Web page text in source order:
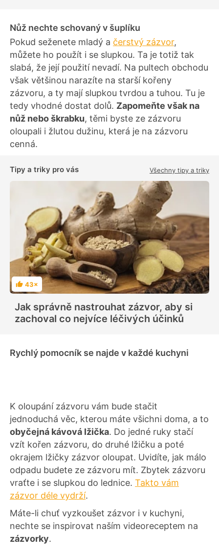
Nůž nechte schovaný v šuplíku
Pokud seženete mladý a čerstvý zázvor,
můžete ho použít i se slupkou. Ta je totiž tak
slabá, že její použití nevadí. Na pultech obchodu
však většinou narazíte na starší kořeny
zázvoru, a ty mají slupkou tvrdou a tuhou. Tu je
tedy vhodné dostat dolů. Zapomeňte však na
nůž nebo škrabku, těmi byste ze zázvoru
oloupali i žlutou dužinu, která je na zázvoru
cenná.
Tipy a triky pro vás Všechny tipy a triky
H
o
n
o
c
43×
Jak správně nastrouhat zázvor, aby si
zachoval co nejvíce léčivých účinků
Rychlý pomocník se najde v každé kuchyni
K oloupání zázvoru vám bude stačit
jednoduchá věc, kterou máte všichni doma, a to
obyčejná kávová lžička. Do jedné ruky stačí
vzít kořen zázvoru, do druhé lžičku a poté
okrajem lžičky zázvor oloupat. Uvidíte, jak málo
odpadu budete ze zázvoru mít. Zbytek zázvoru
vraťte i se slupkou do lednice. Takto vám
zázvor déle vydrží.
Máte-li chuť vyzkoušet zázvor i v kuchyni,
nechte se inspirovat naším videoreceptem na
zázvorky.